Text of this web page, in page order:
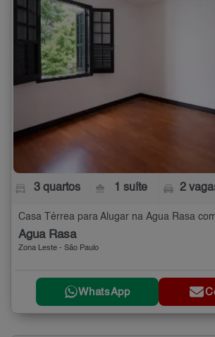
3 quartos 1 suíte 2
Casa Térrea para Alugar na Água Rasa
Água Rasa
Zona Leste - São Paulo
WhatsApp